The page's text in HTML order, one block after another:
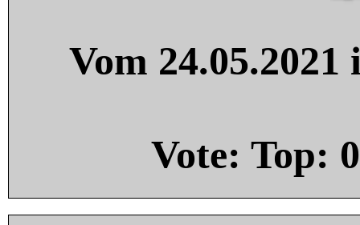
Vom
Vote: Top: 0